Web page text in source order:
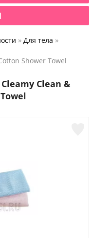
» Для тела »
Shower Towel
Clean &